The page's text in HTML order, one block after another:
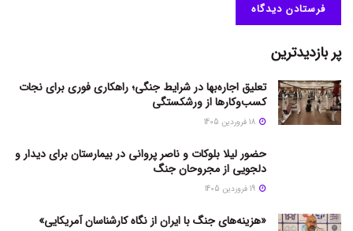
پر بازدیدترین
تعلیق اجاره‌بها در شرایط جنگی؛ راهکاری فوری برای نجات
کسب‌وکارها از ورشکستگی
حضور لیلا بلوکات و ناصر پروانی در بیمارستان برای دیدار و
دلجویی از مجروحان جنگ
«هزینه‌های جنگ با ایران از نگاه کارشناسان آمریکایی»